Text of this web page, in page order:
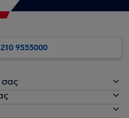
9555000
σας